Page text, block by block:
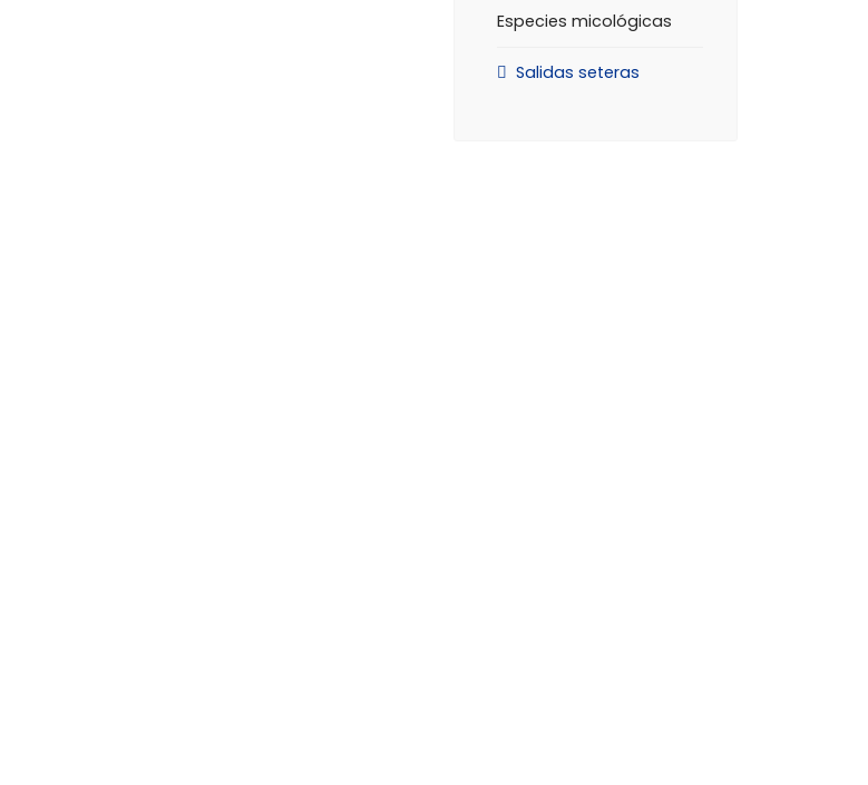
Especies micológicas
Salidas seteras